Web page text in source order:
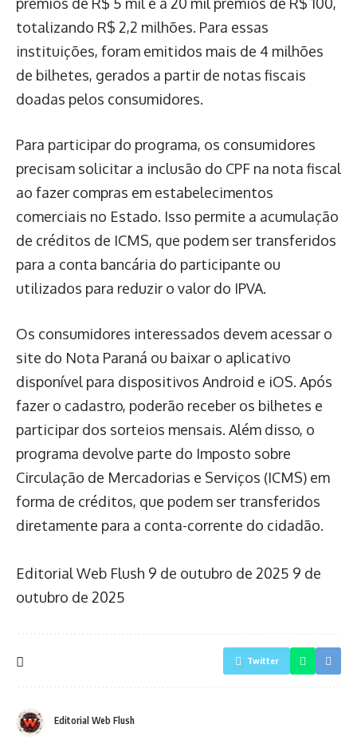
totalizando R$ 2,2 milhões. Para essas
instituições, foram emitidos mais de 4 milhões
de bilhetes, gerados a partir de notas fiscais
doadas pelos consumidores.
Para participar do programa, os consumidores
precisam solicitar a inclusão do CPF na nota fiscal
ao fazer compras em estabelecimentos
comerciais no Estado. Isso permite a acumulação
de créditos de ICMS, que podem ser transferidos
para a conta bancária do participante ou
utilizados para reduzir o valor do IPVA.
Os consumidores interessados devem acessar o
site do Nota Paraná ou baixar o aplicativo
disponível para dispositivos Android e iOS. Após
fazer o cadastro, poderão receber os bilhetes e
participar dos sorteios mensais. Além disso, o
programa devolve parte do Imposto sobre
Circulação de Mercadorias e Serviços (ICMS) em
forma de créditos, que podem ser transferidos
diretamente para a conta-corrente do cidadão.
Editorial Web Flush 9 de outubro de 2025 9 de
outubro de 2025
Twitter
Editorial Web Flush